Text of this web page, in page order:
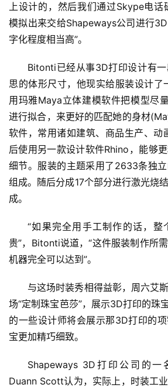
上设计的，然后我们通过Skype电
模拟出来交给Shapeways公司进行
字化程度相当高”。
Bitonti已经从事3D打印设计有
思的体形尺寸，他现实给服装设计了
用玛雅Maya立体建模软件把模型尽
进行拟合，来更好的匹配她的身材
软件，常用诸如建筑、商品生产、动
后使用另一款设计软件Rhino，能够
细节。服装的主题采用了2633条独
组成。随后分成17个部分进行激光烧
成。
“如果完全用手工制作的话，整
贵”，Bitonti说道，“这件服装制作所
机器完全可以达到”。
与这场时装秀相得益彰，周六艾
场“定制珠宝芭莎”，展示3D打印的珠
的一些设计师将会展示那3D打印的
宝更加精巧细致。
Shapeways 3D打印公司的一
Duann Scott认为，实际上，时装工